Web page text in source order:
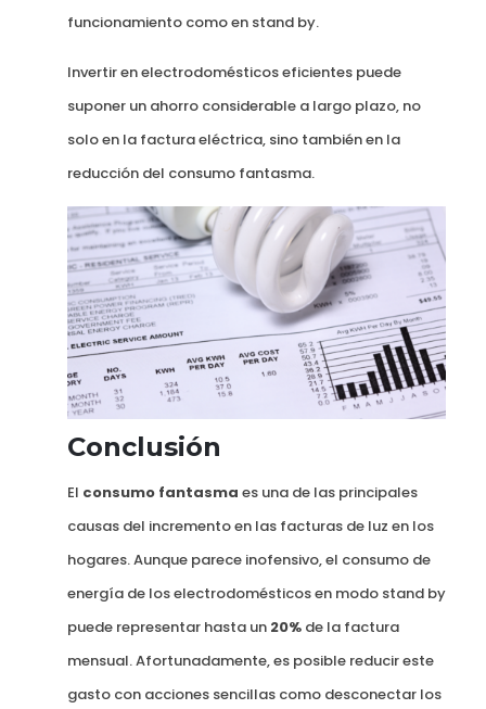
funcionamiento como en stand by.
Invertir en electrodomésticos eficientes puede
suponer un ahorro considerable a largo plazo, no
solo en la factura eléctrica, sino también en la
reducción del consumo fantasma.
Conclusión
El consumo fantasma es una de las principales
causas del incremento en las facturas de luz en los
hogares. Aunque parece inofensivo, el consumo de
energía de los electrodomésticos en modo stand by
puede representar hasta un 20%de la factura
mensual. Afortunadamente, es posible reducir este
gasto con acciones sencillas como desconectar los